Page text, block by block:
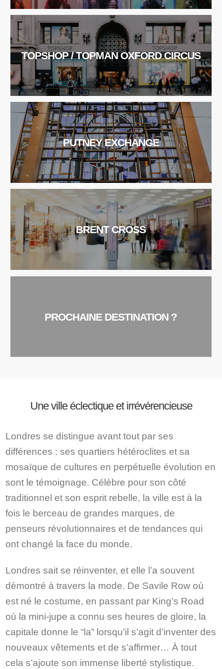
TOPSHOP / TOPMAN OXFORD CIRCUS
PUTNEY EXCHANGE
BRENT CROSS
PROCHAINE DESTINATION ?
Une ville éclectique et irrévérencieuse
Londres se distingue avant tout par ses
différences : ses quartiers hétéroclites et sa
mosaïque de cultures en perpétuelle évolution en
sont le témoignage. Célèbre pour son côté
traditionnel et son esprit rebelle, la ville est à la
fois le berceau de grandes marques, de
penseurs révolutionnaires et de tendances qui
ont changé la face du monde.
Londres sait se réinventer, et elle l’a souvent
démontré à travers la mode. De Savile Row où
est né le costume, en passant par King’s Road
où la mini-jupe a connu ses heures de gloire, la
capitale donne le “la” lorsqu’il s’agit d’inventer des
nouveaux vêtements et de s’affirmer… À tout
cela s’ajoute son immense liberté stylistique.